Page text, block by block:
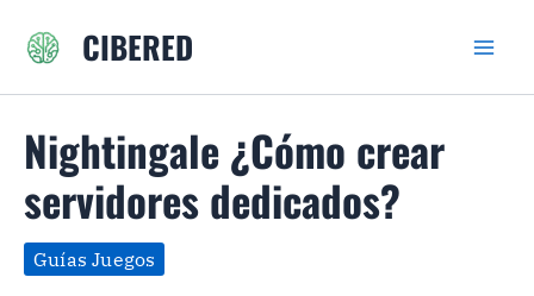
CIBERED
Nightingale ¿Cómo crear
servidores dedicados?
Guías Juegos